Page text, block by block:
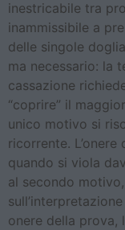
inestricabile tra
inammissibile a
delle singole
ma necessario: la
cassazione
“coprire” il
unico motivo si
ricorrente.
quando si viola
al secondo
onere della prova,